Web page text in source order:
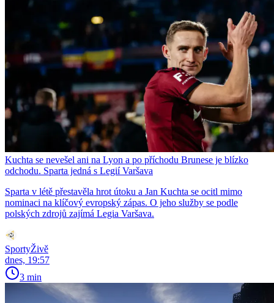
Kuchta se nevešel ani na Lyon a po příchodu Brunese je blízko
odchodu. Sparta jedná s Legií Varšava
Sparta v létě přestavěla hrot útoku a Jan Kuchta se ocitl mimo
nominaci na klíčový evropský zápas. O jeho služby se podle
polských zdrojů zajímá Legia Varšava.
SportyŽivě
dnes, 19:57
3 min